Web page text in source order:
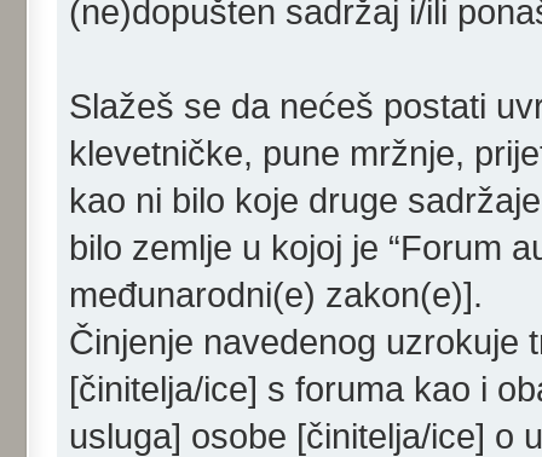
(ne)dopušten sadržaj i/ili
Slažeš se da nećeš postati
klevetničke, pune mržnje,
kao ni bilo koje druge
bilo zemlje u kojoj je “Forum
međunarodni(e) zakon(e)].
Činjenje navedenog uzrokuje
[činitelja/ice] s foruma kao i
usluga] osobe [činitelja/ice] o